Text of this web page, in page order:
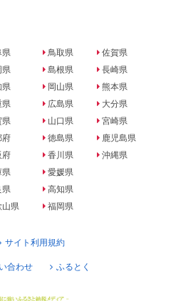
県
県
県
県
県
府
府
県
県
山県
鳥取県
島根県
岡山県
広島県
山口県
徳島県
香川県
愛媛県
高知県
福岡県
佐賀県
長崎県
熊本県
大分県
宮崎県
鹿児島県
沖縄県
サイト利用規約
合わせ ふるとく